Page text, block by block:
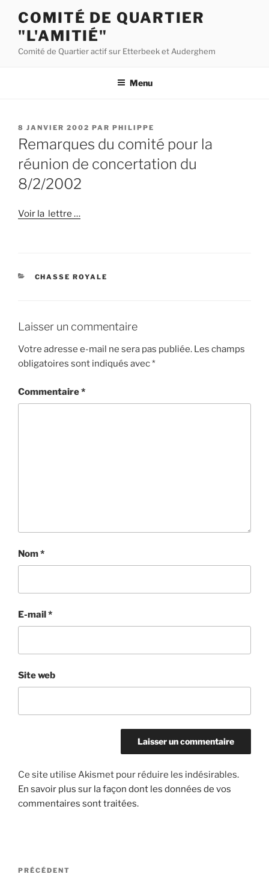
contenu
principal
COMITÉ DE QUARTIER
"L'AMITIÉ"
Comité de Quartier actif sur Etterbeek et Auderghem
Menu
PUBLIÉ
LE
8 JANVIER 2002 PAR PHILIPPE
Remarques du comité pour la
réunion de concertation du
8/2/2002
Voir la lettre …
CATÉGORIES
CHASSE ROYALE
Laisser un commentaire
Votre adresse e-mail ne sera pas publiée. Les champs
obligatoires sont indiqués avec*
Commentaire*
Nom*
E-mail*
Site web
Ce site utilise Akismet pour réduire les indésirables.
En savoir plus sur la façon dont les données de vos
commentaires sont traitées.
Navigation
Article
PRÉCÉDENT